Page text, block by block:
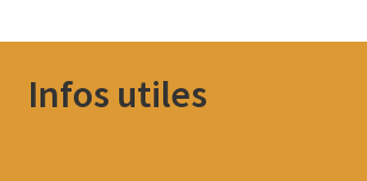
Infos utiles